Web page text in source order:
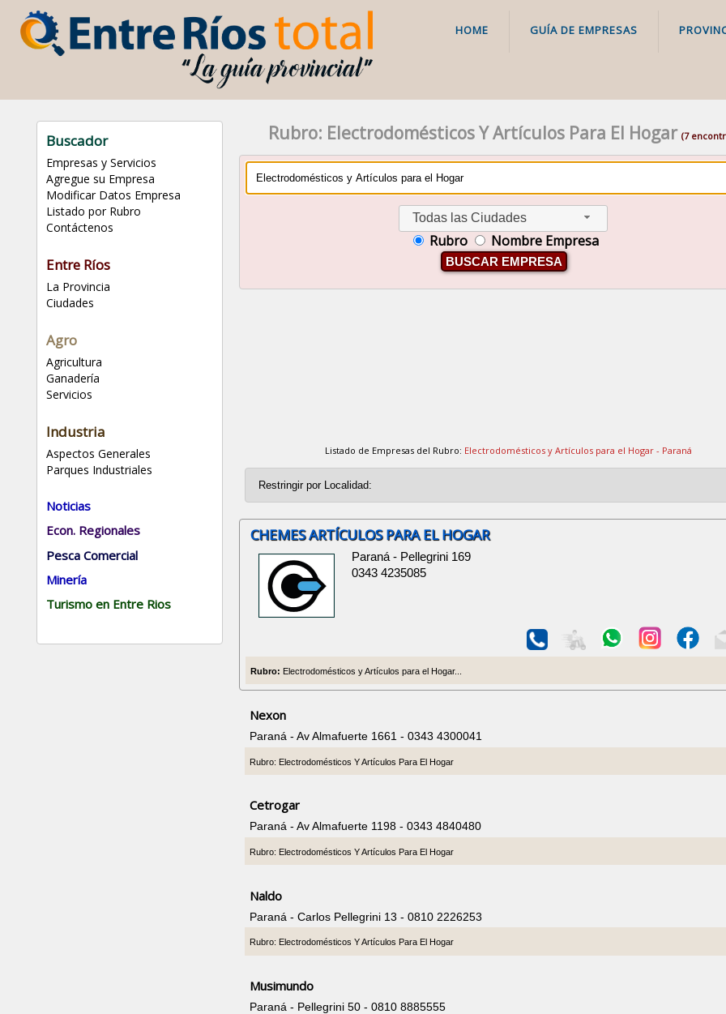
HOME GUÍA DE EMPRESAS
Buscador
Empresas y Servicios
Agregue su Empresa
Modificar Datos Empresa
Listado por Rubro
Contáctenos
Entre Ríos
La Provincia
Ciudades
Agro
Agricultura
Ganadería
Servicios
Industria
Aspectos Generales
Parques Industriales
Noticias
Econ. Regionales
Pesca Comercial
Minería
Turismo en Entre Rios
Rubro: Electrodomésticos Y Artículos Para El Hogar (7
Todas las Ciudades
Rubro Nombre Empresa
BUSCAR EMPRESA
Listado de Empresas del Rubro: Electrodomésticos y Artículos para el Hogar - Paraná
CHEMES ARTÍCULOS PARA EL HOGAR
Paraná - Pellegrini 169
0343 4235085
Rubro: Electrodomésticos y Artículos para el Hogar...
Nexon
Paraná - Av Almafuerte 1661 - 0343 4300041
Rubro: Electrodomésticos Y Artículos Para El Hogar
Cetrogar
Paraná - Av Almafuerte 1198 - 0343 4840480
Rubro: Electrodomésticos Y Artículos Para El Hogar
Naldo
Paraná - Carlos Pellegrini 13 - 0810 2226253
Rubro: Electrodomésticos Y Artículos Para El Hogar
Musimundo
Paraná - Pellegrini 50 - 0810 8885555